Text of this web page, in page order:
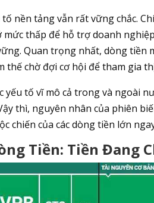
tố nền tảng vẫn rất vững chắc.
mức thấp để hỗ trợ doanh
Quan trọng nhất, dòng tiền
thế chờ đợi cơ hội để tham gia
yếu tố vĩ mô cả trong và ngoài
thì, nguyên nhân của phiên
chiến của các dòng tiền lớn
Tiền: Tiền Đang